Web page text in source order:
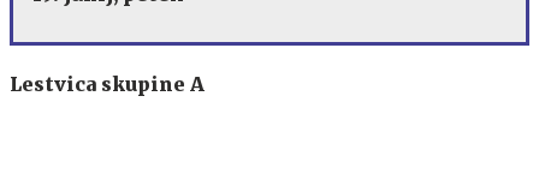
Lestvica skupine A